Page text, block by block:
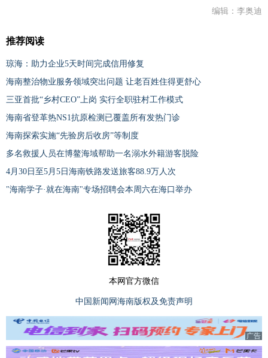
编辑：李奥迪
推荐阅读
琼海：助力企业5天时间完成信用修复
海南整治物业服务领域突出问题 让老百姓住得更舒心
三亚首批“乡村CEO”上岗 实行全职驻村工作模式
海南省登革热NS1抗原检测已覆盖所有发热门诊
海南探索实施“先验房后收房”等制度
多名救援人员在博鳌海域帮助一名溺水外籍游客脱险
4月30日至5月5日海南铁路发送旅客88.9万人次
"海南学子·就在海南"专场招聘会本周六在海口举办
本网官方微信
中国新闻网海南版权及免责声明
广告